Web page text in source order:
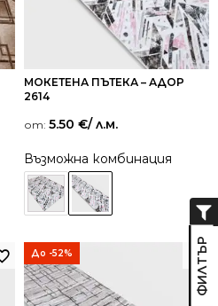
МОКЕТЕНА ПЪТЕКА – АДОР
2614
от: 5.50 €/ л.м.
Възможна комбинация
До -52%